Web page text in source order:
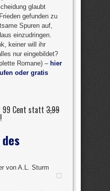
glaubt
gefunden zu
Spuren auf,
einzudringen.
keiner will ihr
nur eingebildet?
Romane) – hier
oder gratis
99 Cent statt 3,99
!
von A.L. Sturm